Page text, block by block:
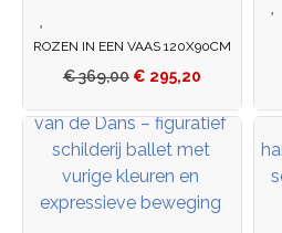
ROZEN IN EEN VAAS 120X90CM
€369,00 € 295,20